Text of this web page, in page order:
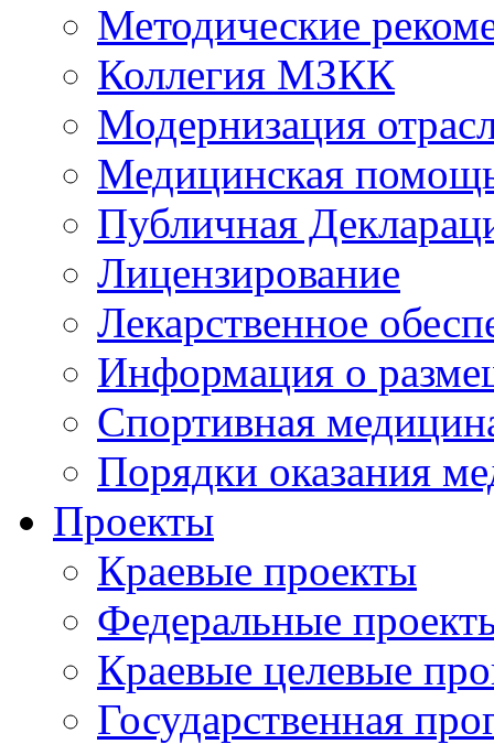
Методические
Коллегия МЗКК
Модернизация
Медицинская
Публичная
Лицензирование
Лекарственное
Информация о
Спортивная
Порядки оказания
Проекты
Краевые проекты
Федеральные
Краевые целевые
Государственная